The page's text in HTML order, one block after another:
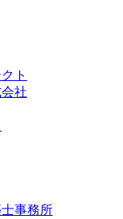
ト
社
事務所